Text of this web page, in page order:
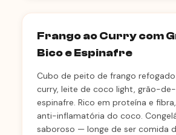
Frango ao Curry com
Bico e Espinafre
Cubo de peito de frango
curry, leite de coco light, grão-
espinafre. Rico em proteína e
anti-inflamatória do coco.
saboroso — longe de ser comida